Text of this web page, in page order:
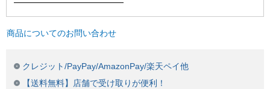
商品についてのお問い合わせ
クレジット/PayPay/AmazonPay/楽天ペイ他
【送料無料】店舗で受け取りが便利！